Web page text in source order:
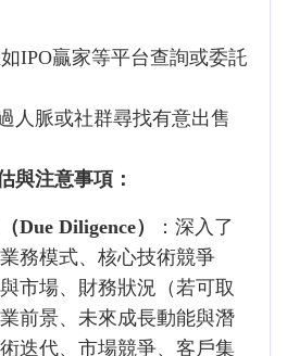
如IPO贏家等平台查詢或委託
人脈或社群尋找有意出售
與注意事項：
Due Diligence）
：深入了
務模式、核心技術競爭
市場、財務狀況（若可取
前景、未來成長動能與潛
迭代、市場競爭、客戶集